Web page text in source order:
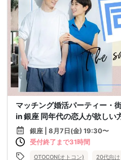
マッチング婚活パーティー・
in 銀座 同年代の恋人が欲しい
銀座 | 8月7日(金) 19:30〜
受付終了まで31時間
OTOCON(オトコン) 20代向け